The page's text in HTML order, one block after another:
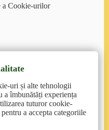
a Cookie-urilor
uri și alte tehnologii
a îmbunătăți experiența
tuturor cookie-
a accepta categoriile